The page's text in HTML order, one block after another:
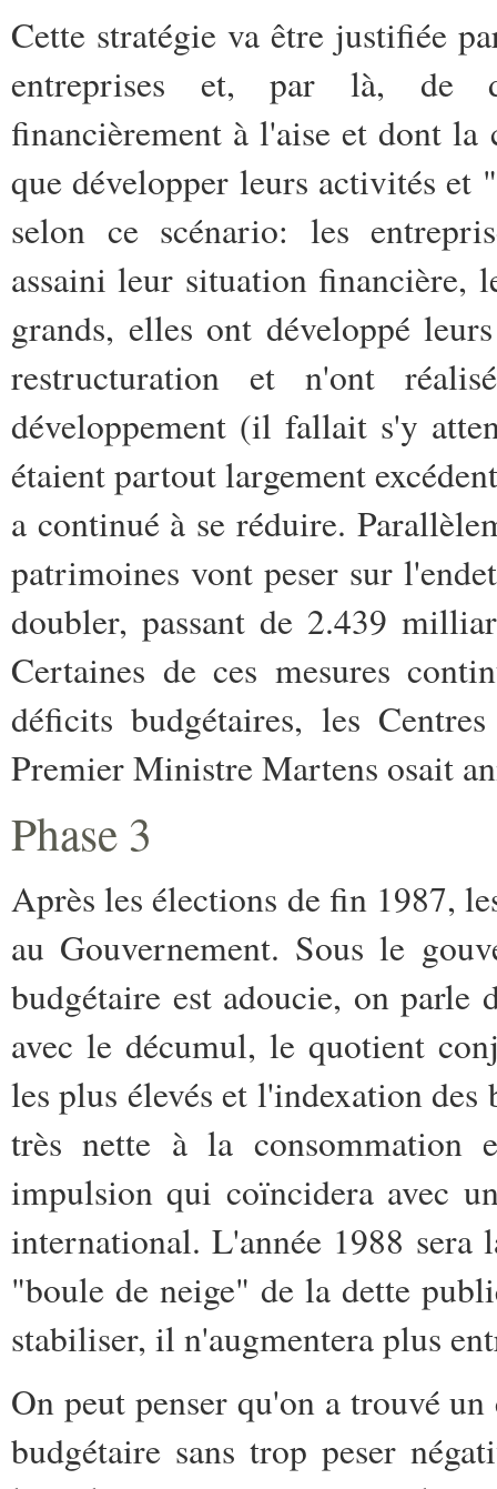
Cette stratégie va être justifiée
entreprises et, par là, de
financièrement à l'aise et dont
que développer leurs activités et
selon ce scénario: les
assaini leur situation financière,
grands, elles ont développé
restructuration et n'ont
développement (il fallait s'y
étaient partout largement
a continué à se réduire.
patrimoines vont peser sur
doubler, passant de 2.439
Certaines de ces mesures
déficits budgétaires, les
Premier Ministre Martens osait
Phase 3
Après les élections de fin 1987,
au Gouvernement. Sous le
budgétaire est adoucie, on
avec le décumul, le quotient
les plus élevés et l'indexation
très nette à la consommation
impulsion qui coïncidera avec
international. L'année 1988 sera
"boule de neige" de la dette
stabiliser, il n'augmentera plus
On peut penser qu'on a trouvé
budgétaire sans trop peser